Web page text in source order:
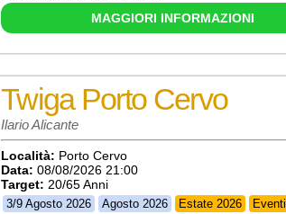
MAGGIORI INFORMAZIONI
Twiga Porto Cervo
Ilario Alicante
Località: Porto Cervo
Data: 08/08/2026 21:00
Target: 20/65 Anni
3/9 Agosto 2026 Agosto 2026 Estate 2026 Eventi